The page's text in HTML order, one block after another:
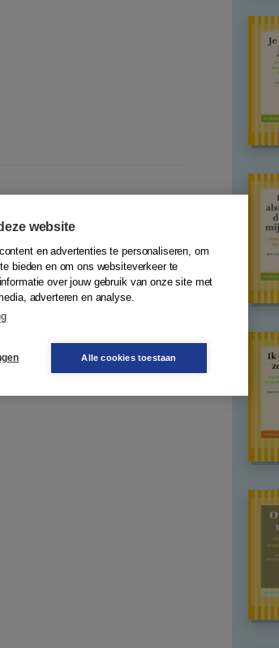
website
en advertenties te personaliseren, om
bieden en om ons websiteverkeer te
over jouw gebruik van onze site met
adverteren en analyse.
Alle cookies toestaan